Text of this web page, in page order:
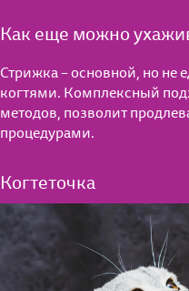
Как еще можно
Стрижка – основной, но не
когтями. Комплексный
методов, позволит
процедурами.
Когтеточка